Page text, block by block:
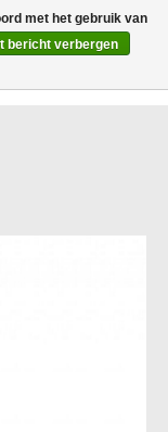
Verlanglijst
met het gebruik van
bericht verbergen